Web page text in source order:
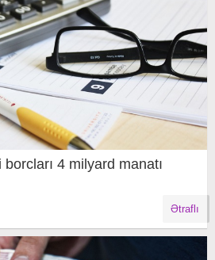
4 milyard manatı
Ətraflı